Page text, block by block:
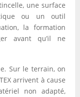
une surface
ou un outil
la formation
avant qu’il ne
Sur le terrain, on
arrivent à cause
non adapté,